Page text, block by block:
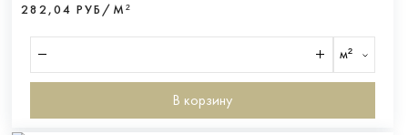
282,04 РУБ/М²
м²
В корзину